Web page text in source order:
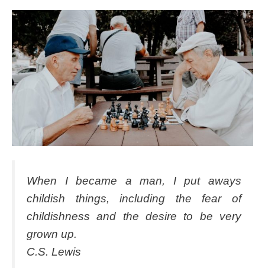
When I became a man, I put aways
childish things, including the fear of
childishness and the desire to be very
grown up.
C.S. Lewis